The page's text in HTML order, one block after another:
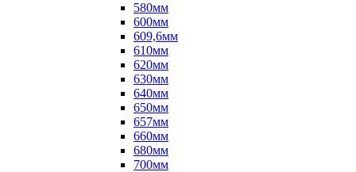
580мм
600мм
609,6мм
610мм
620мм
630мм
640мм
650мм
657мм
660мм
680мм
700мм